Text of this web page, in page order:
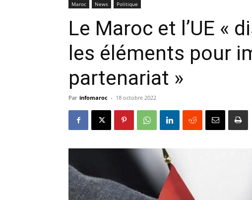
Maroc News Politique
Le Maroc et l’UE «
les éléments pour
partenariat »
Par infomaroc - 18 octobre 2022